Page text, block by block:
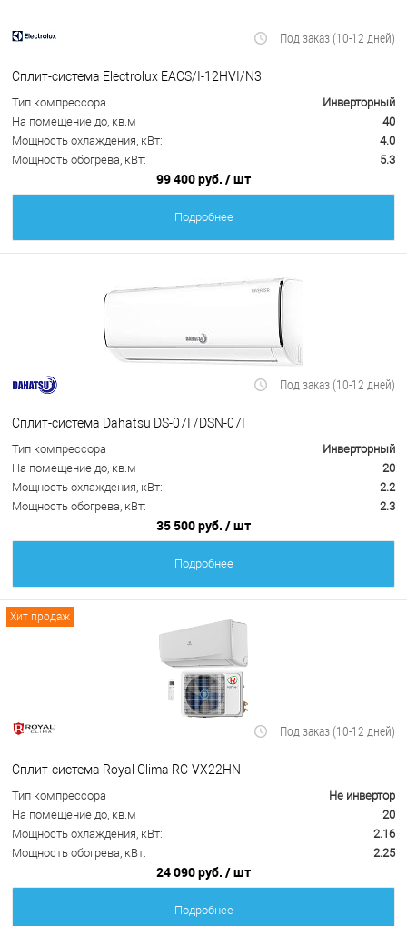
Под заказ (10-12 дней)
Сплит-система Electrolux EACS/I-12HVI/N3
Тип компрессора
Инверторный
На помещение до, кв.м
40
Мощность охлаждения, кВт:
4.0
Мощность обогрева, кВт:
5.3
99 400 руб. / шт
Подробнее
Под заказ (10-12 дней)
Сплит-система Dahatsu DS-07I /DSN-07I
Тип компрессора
Инверторный
На помещение до, кв.м
20
Мощность охлаждения, кВт:
2.2
Мощность обогрева, кВт:
2.3
35 500 руб. / шт
Подробнее
Хит продаж
Под заказ (10-12 дней)
Сплит-система Royal Clima RC-VX22HN
Тип компрессора
Не инвертор
На помещение до, кв.м
20
Мощность охлаждения, кВт:
2.16
Мощность обогрева, кВт:
2.25
24 090 руб. / шт
Подробнее